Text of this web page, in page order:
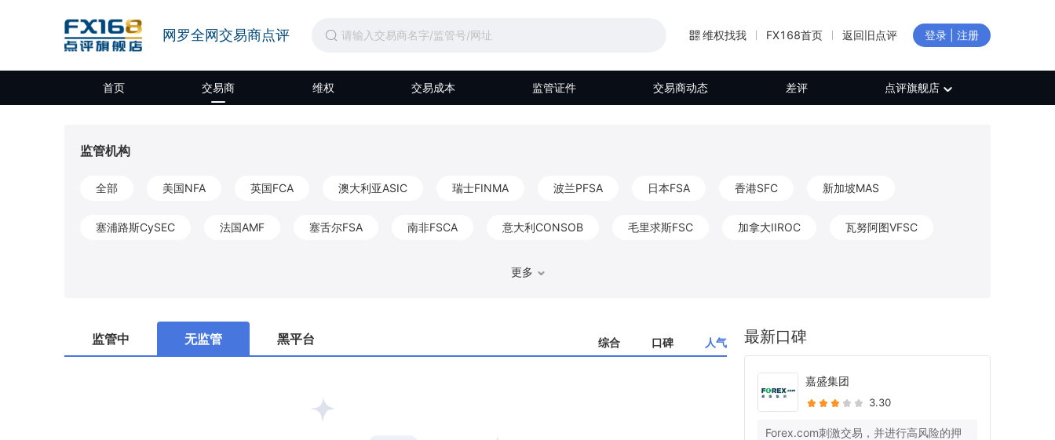
网罗全网交易商点评 维权找我 FX168首页 返回旧点评 登录 | 注册
首页 交易商 维权 交易成本 监管证件 交易商动态 差评 点评旗舰店
监管机构
全部 美国NFA 英国FCA 澳大利亚ASIC 瑞士FINMA 波兰PFSA 日本FSA 香港SFC 新加坡MAS
塞浦路斯CySEC 法国AMF 塞舌尔FSA 南非FSCA 意大利CONSOB 毛里求斯FSC 加拿大IIROC 瓦努阿图VFSC
伯利兹FSC
马耳他MFSA 柬埔寨SERC 拉脱维亚FKTK 阿布扎比FSRA 白俄罗斯NBRB
更多
监管中 无监管 黑平台 综合 口碑 人气 最新口碑
嘉盛集团
3.30
Forex.com刺激交易，并进行高风险的押